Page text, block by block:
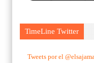
TimeLine Twitter
Tweets por el